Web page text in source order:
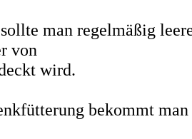
man regelmäßig
von
wird.
bekommt